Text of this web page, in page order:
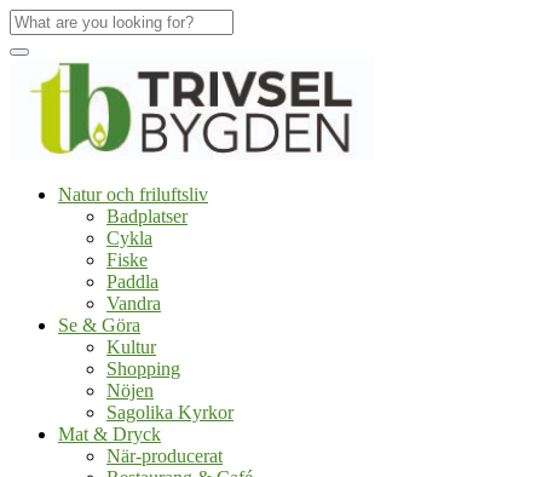
Natur och friluftsliv
Badplatser
Cykla
Fiske
Paddla
Vandra
Se & Göra
Kultur
Shopping
Nöjen
Sagolika Kyrkor
Mat & Dryck
När-producerat